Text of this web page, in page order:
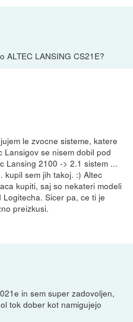
ALTEC LANSING CS21E?
le zvocne sisteme, katere
Lansigov se nisem dobil pod
Lansing 2100 -> 2.1 sistem ...
kupil sem jih takoj. :) Altec
kupiti, saj so nekateri modeli
Sicer pa, ce ti je
preizkusi.
in sem super zadovoljen,
tok dober kot namigujejo